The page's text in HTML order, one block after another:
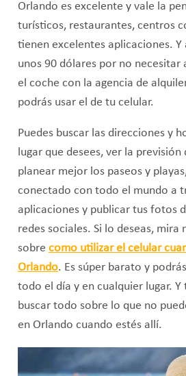
Orlando es excelente y vale la
turísticos, restaurantes, centros
tienen excelentes aplicaciones. Y
unos 90 dólares por no necesitar
el coche con la agencia de
podrás usar el de tu celular.
Puedes buscar las direcciones y
lugar que desees, ver la
planear mejor los paseos y
conectado con todo el mundo a
aplicaciones y publicar tus fotos
redes sociales. Si lo deseas, mira
sobre como utilizar el celular
Orlando. Es súper barato y
todo el día y en cualquier lugar. Y
buscar todo sobre lo que no
en Orlando cuando estés allí.